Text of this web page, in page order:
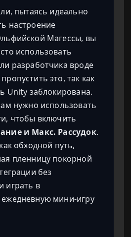
пытаясь идеально
настроение
Магессы, вы
использовать
разработчика вроде
это, так как
Unity заблокирована.
нужно использовать
чтобы включить
и Макс. Рассудок.
обходной путь,
пленницу покорной
без
играть в
мини-игру